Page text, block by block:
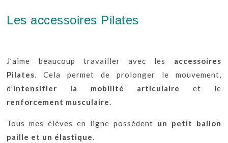
Les accessoires Pilates
J’aime beaucoup travailler avec les accessoires
Pilates. Cela permet de prolonger le mouvement,
d’intensifier la mobilité articulaire
et le
renforcement musculaire.
Tous mes élèves en ligne possèdent un petit ballon
paille et un élastique.